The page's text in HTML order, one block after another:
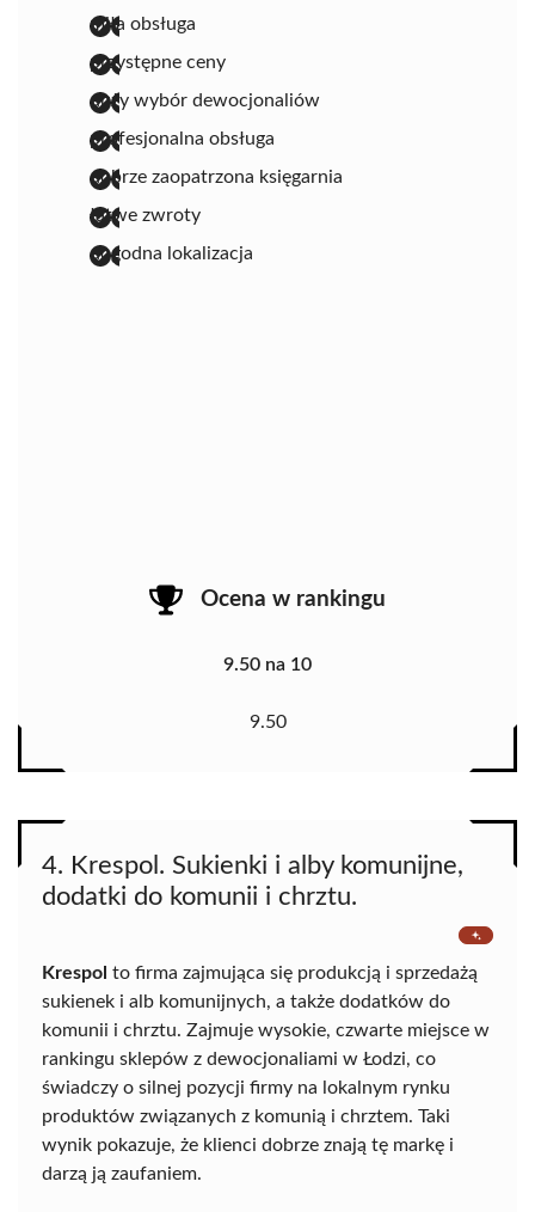
miła obsługa
przystępne ceny
duży wybór dewocjonaliów
profesjonalna obsługa
dobrze zaopatrzona księgarnia
łatwe zwroty
dogodna lokalizacja
Ocena w rankingu
9.50 na 10
9.50
4. Krespol. Sukienki i alby komunijne,
dodatki do komunii i chrztu.
Krespol to firma zajmująca się produkcją i sprzedażą
sukienek i alb komunijnych, a także dodatków do
komunii i chrztu. Zajmuje wysokie, czwarte miejsce w
rankingu sklepów z dewocjonaliami w Łodzi, co
świadczy o silnej pozycji firmy na lokalnym rynku
produktów związanych z komunią i chrztem. Taki
wynik pokazuje, że klienci dobrze znają tę markę i
darzą ją zaufaniem.